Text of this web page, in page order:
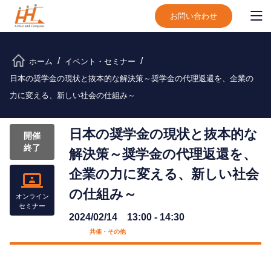
お問い合わせ
ホーム
イベント・セミナー
日本の奨学金の現状と抜本的な解決策～奨学金の代理返還を、企業の
力に変える、新しい社会の仕組み～
開催
終了
オンライン
セミナー
日本の奨学金の現状と抜本的な
解決策～奨学金の代理返還を、
企業の力に変える、新しい社会
の仕組み～
2024/02/14 13:00 - 14:30
共催・その他